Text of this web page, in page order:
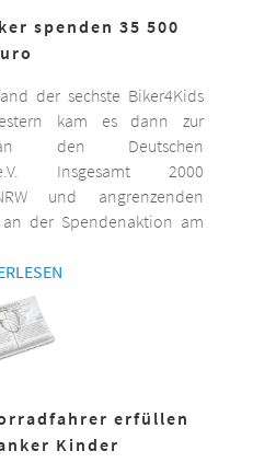
spenden 35 500
der sechste Biker4Kids
kam es dann zur
an den Deutschen
Insgesamt 2000
und angrenzenden
der Spendenaktion am
erfüllen
Kinder